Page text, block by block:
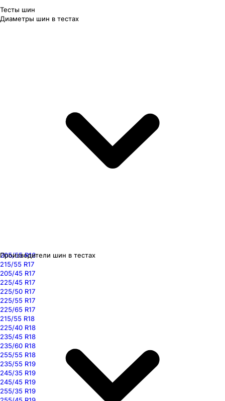
Тесты шин
Диаметры шин в тестах
205/55 R16
215/55 R17
205/45 R17
225/45 R17
225/50 R17
225/55 R17
225/65 R17
215/55 R18
225/40 R18
235/45 R18
235/60 R18
255/55 R18
235/55 R19
245/35 R19
245/45 R19
255/35 R19
Производители шин в тестах